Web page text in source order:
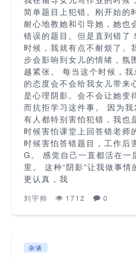
简单题目上犯错。刚开始的
耐心地教她和引导她，她也
错误的题目。但是直到错了
时候，我就有点不耐烦了。
步会影响到女儿的情绪，氛
越紧张。 每当这个时候，
的态度会不会给我女儿带来
是心理阴影。会不会让她变
而抗拒学习这件事。 因为
有人都特别害怕犯错，我也
时候害怕课堂上回答错老师
时候害怕答错题目，工作后
G。 感觉自己一直都活在一
里。 这种“阴影”让我做事情
更认真，我
刘宇帅 1712 0
杂谈